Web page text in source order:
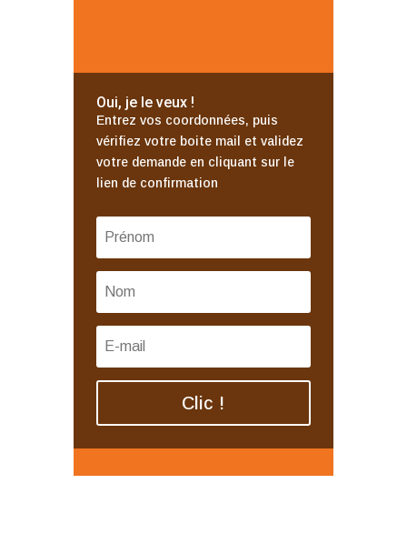
Oui, je le veux !
Entrez vos coordonnées, puis
vérifiez votre boite mail et validez
votre demande en cliquant sur le
lien de confirmation
Clic !